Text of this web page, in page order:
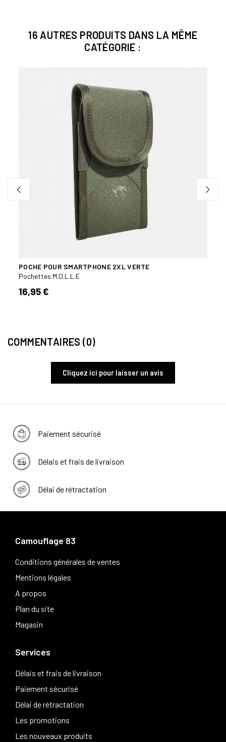
16 AUTRES PRODUITS DANS LA MÊME
CATÉGORIE :
POCHE POUR SMARTPHONE 2XL VERTE
Pochettes M.O.L.L.E
16,95 €
COMMENTAIRES (0)
Cliquez ici pour laisser un avis
Paiement sécurisé
Délais et frais de livraison
Délai de rétractation
Camouflage 83
Conditions générales de ventes
Mentions légales
A propos
Plan du site
Magasin
Services
Délais et frais de livraison
Paiement sécurisé
Délai de rétractation
Les promotions
Les nouveaux produits